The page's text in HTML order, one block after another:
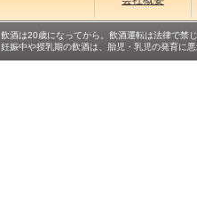
飲酒は20歳になってから。飲酒運転は法律で禁じ
妊娠中や授乳期の飲酒は、胎児・乳児の発育に